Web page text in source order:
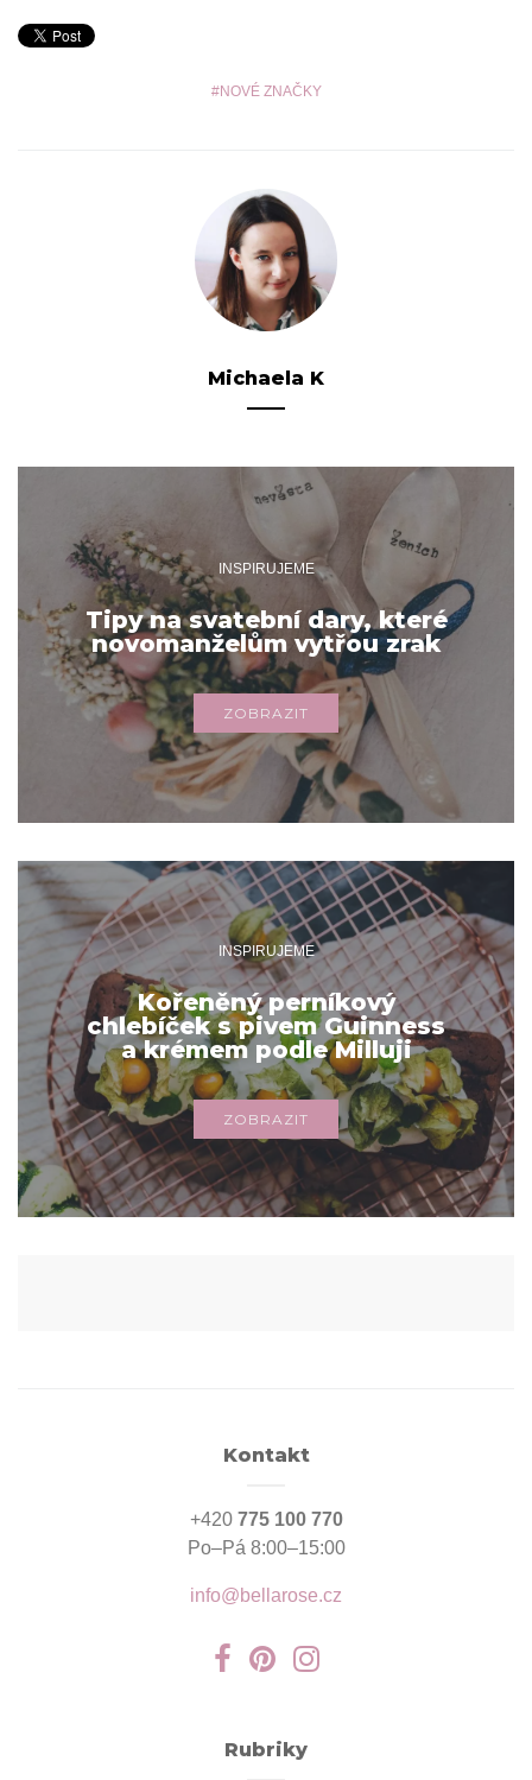
NOVÉ ZNAČKY
Michaela K
INSPIRUJEME
Tipy na svatební dary, které
novomanželům vytřou zrak
ZOBRAZIT
INSPIRUJEME
Kořeněný perníkový
chlebíček s pivem Guinness
a krémem podle Milluji
ZOBRAZIT
Kontakt
+420 775 100 770
Po–Pá 8:00–15:00
info@bellarose.cz
Rubriky